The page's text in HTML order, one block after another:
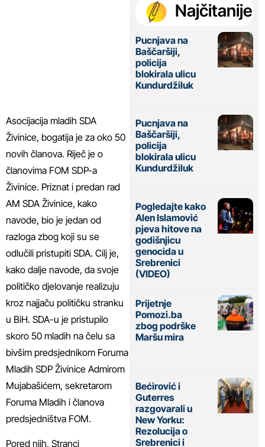
Asocijacija mladih SDA
Živinice, bogatija je za oko 50
novih članova. Riječ je o
članovima FOM SDP-a
Živinice. Priznat i predan rad
AM SDA Živinice, kako
navode, bio je jedan od
razloga zbog koji su se
odlučili pristupiti SDA. Cilj je,
kako dalje navode, da svoje
političko djelovanje realizuju
kroz najjaču političku stranku
u BiH. SDA-u je pristupilo
skoro 50 mladih na čelu sa
bivšim predsjednikom Foruma
Mladih SDP Živinice Admirom
Mujabašićem, sekretarom
Foruma Mladih i članova
predsjedništva FOM.
Pored njih, Stranci
Najčitanije
Pucnjava na
Baščaršiji,
policija
blokirala ulicu
Kundurdžiluk
Pucnjava na
Baščaršiji,
policija
blokirala ulicu
Kundurdžiluk
Pogledajte kako
Alen Islamović
pjeva hitove na
godišnjicu
genocida u
Srebrenici
(VIDEO)
Prijetnje
Pomozi.ba
zbog podrške
Maršu mira
Bećirović i
Guterres
razgovarali u
New Yorku:
Rezolucija o
Srebrenici i